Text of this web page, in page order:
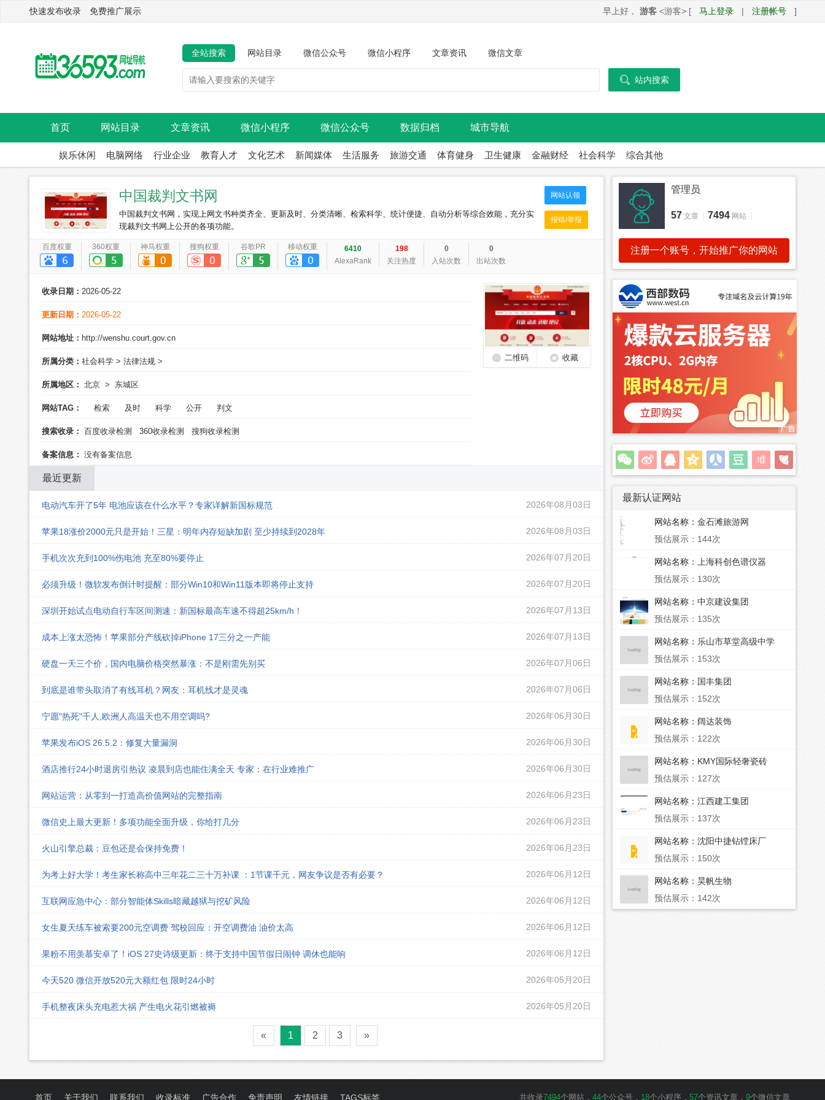
快速发布收录 免费推广展示 早上好， 游客 <游客> [ 马上登录 | 注册帐号 ]
全站搜索 网站目录 微信公众号 微信小程序 文章资讯 微信文章
 站内搜索
首页 网站目录 文章资讯 微信小程序 微信公众号 数据归档 城市导航
娱乐休闲 电脑网络 行业企业 教育人才 文化艺术 新闻媒体 生活服务 旅游交通 体育健身 卫生健康 金融财经 社会科学 综合其他
中国裁判文书网
中国裁判文书网，实现上网文书种类齐全、更新及时、分类清晰、检索科学、统计便捷、自动分析等综合效能，充分实
现裁判文书网上公开的各项功能。
网站认领
报错/举报
百度权重 360权重 神马权重 搜狗权重 谷歌PR 移动权重
6410
AlexaRank
198
关注热度
0
入站次数
0
出站次数
收录日期： 2026-05-22
更新日期： 2026-05-22
网站地址： http://wenshu.court.gov.cn
所属分类： 社会科学 > 法律法规 >
所属地区： 北京 > 东城区
网站TAG： 检索 及时 科学 公开 判文
搜索收录： 百度收录检测 360收录检测 搜狗收录检测
备案信息： 没有备案信息
二维码 收藏
最近更新
电动汽车开了5年 电池应该在什么水平？专家详解新国标规范 2026年08月03日
苹果18涨价2000元只是开始！三星：明年内存短缺加剧 至少持续到2028年 2026年08月03日
手机次次充到100%伤电池 充至80%要停止 2026年07月20日
必须升级！微软发布倒计时提醒：部分Win10和Win11版本即将停止支持 2026年07月20日
深圳开始试点电动自行车区间测速：新国标最高车速不得超25km/h！ 2026年07月13日
成本上涨太恐怖！苹果部分产线砍掉iPhone 17三分之一产能 2026年07月13日
硬盘一天三个价，国内电脑价格突然暴涨：不是刚需先别买 2026年07月06日
到底是谁带头取消了有线耳机？网友：耳机线才是灵魂 2026年07月06日
宁愿"热死"千人,欧洲人高温天也不用空调吗? 2026年06月30日
苹果发布iOS 26.5.2：修复大量漏洞 2026年06月30日
酒店推行24小时退房引热议 凌晨到店也能住满全天 专家：在行业难推广 2026年06月30日
网站运营：从零到一打造高价值网站的完整指南 2026年06月23日
微信史上最大更新！多项功能全面升级，你给打几分 2026年06月23日
火山引擎总裁：豆包还是会保持免费！ 2026年06月23日
为考上好大学！考生家长称高中三年花二三十万补课 ：1节课千元，网友争议是否有必要？ 2026年06月12日
互联网应急中心：部分智能体Skills暗藏越狱与挖矿风险 2026年06月12日
女生夏天练车被索要200元空调费 驾校回应：开空调费油 油价太高 2026年06月12日
果粉不用羡慕安卓了！iOS 27史诗级更新：终于支持中国节假日闹钟 调休也能响 2026年06月12日
今天520 微信开放520元大额红包 限时24小时 2026年05月20日
手机整夜床头充电惹大祸 产生电火花引燃被褥 2026年05月20日
« 1 2 3 »
管理员
57 文章 7494 网站
注册一个账号，开始推广你的网站
最新认证网站
网站名称： 金石滩旅游网
预估展示：144次
网站名称：
上海科创色谱仪器
预估展示：130次
网站名称： 中京建设集团
预估展示：135次
网站名称： 乐山市草堂高级中学
预估展示：153次
网站名称： 国丰集团
预估展示：152次
网站名称： 阔达装饰
预估展示：122次
网站名称： KMY国际轻奢瓷砖
预估展示：127次
网站名称： 江西建工集团
预估展示：137次
网站名称： 沈阳中捷钻镗床厂
预估展示：150次
网站名称： 昊帆生物
预估展示：142次
共收录7494个网站， 44个公众号， 18个小程序， 57个资讯文章， 9个微信文章
首页 关于我们 联系我们 收录标准 广告合作 免责声明 友情链接 TAGS标签